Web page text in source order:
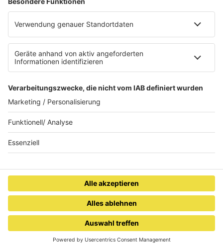
QUIZRUNDE 2:
00:00
QUIZRUNDE 3:
00:00 …
QUIZRUNDE 4:
00:00
QUIZRUNDE 5:
00:00 …
Schule am Würzbacher Weiher,
Standort Assweiler, Klasse 4
RADIO SALÜ
Saarlands bester Musikmix